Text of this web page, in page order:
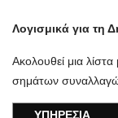
Λογισμικά για τη
Ακολουθεί μια
σημάτων
ΥΠΗΡΕΣΙΑ